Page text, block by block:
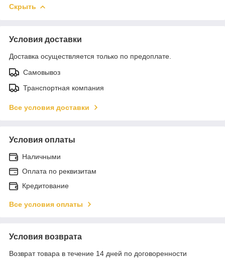
Скрыть
Условия доставки
Доставка осуществляется только по предоплате.
Самовывоз
Транспортная компания
Все условия доставки
Условия оплаты
Наличными
Оплата по реквизитам
Кредитование
Все условия оплаты
Условия возврата
Возврат товара в течение 14 дней по договоренности